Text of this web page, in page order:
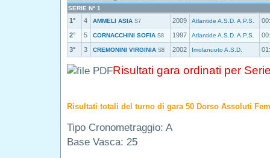
SERIE N° 1
1° 4 AMMELI ASIA S7 2009 Atlantide A.S.D. A.P.S.
2°
5 CORNACCHINI SOFIA S8 1997 Atlantide A.S.D. A.P.S.
3°
3 CREMONINI VIRGINIA S8 2002 Imolanuoto A.S.D.
Risultati gara ordinati per
Risultati totali del turno di gara 50 Dorso Assoluti
Tipo Cronometraggio: A
Base Vasca: 25